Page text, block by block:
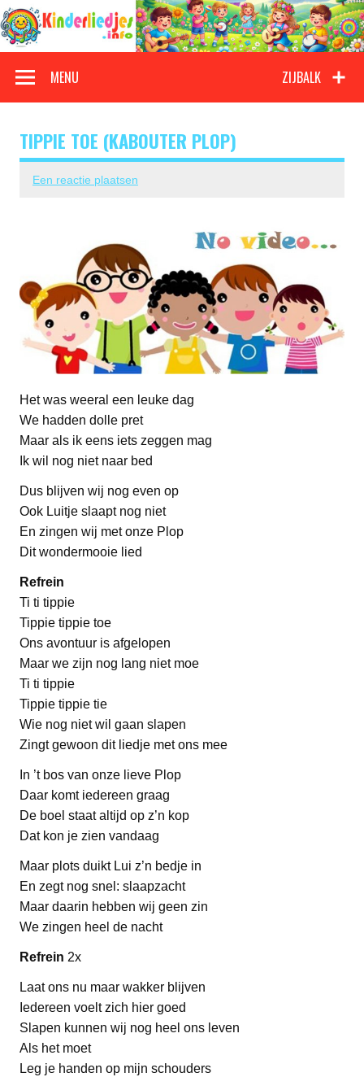
Doorgaan
naar
inhoud
Kinderliedjes
ZIJBALK
MENU
TIPPIE TOE (KABOUTER PLOP)
Een reactie plaatsen
Het was weeral een leuke dag
We hadden dolle pret
Maar als ik eens iets zeggen mag
Ik wil nog niet naar bed
Dus blijven wij nog even op
Ook Luitje slaapt nog niet
En zingen wij met onze Plop
Dit wondermooie lied
Refrein
Ti ti tippie
Tippie tippie toe
Ons avontuur is afgelopen
Maar we zijn nog lang niet moe
Ti ti tippie
Tippie tippie tie
Wie nog niet wil gaan slapen
Zingt gewoon dit liedje met ons mee
In ’t bos van onze lieve Plop
Daar komt iedereen graag
De boel staat altijd op z’n kop
Dat kon je zien vandaag
Maar plots duikt Lui z’n bedje in
En zegt nog snel: slaapzacht
Maar daarin hebben wij geen zin
We zingen heel de nacht
Refrein 2x
Laat ons nu maar wakker blijven
Iedereen voelt zich hier goed
Slapen kunnen wij nog heel ons leven
Als het moet
Leg je handen op mijn schouders